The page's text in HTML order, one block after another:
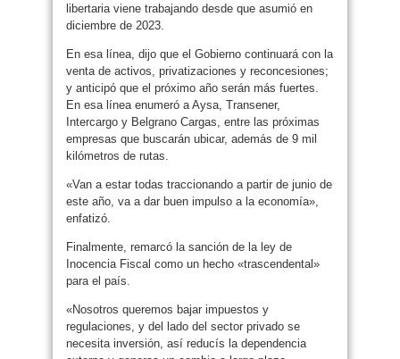
libertaria viene trabajando desde que asumió en
diciembre de 2023.
En esa línea, dijo que el Gobierno continuará con la
venta de activos, privatizaciones y reconcesiones;
y anticipó que el próximo año serán más fuertes.
En esa línea enumeró a Aysa, Transener,
Intercargo y Belgrano Cargas, entre las próximas
empresas que buscarán ubicar, además de 9 mil
kilómetros de rutas.
«Van a estar todas traccionando a partir de junio de
este año, va a dar buen impulso a la economía»,
enfatizó.
Finalmente, remarcó la sanción de la ley de
Inocencia Fiscal como un hecho «trascendental»
para el país.
«Nosotros queremos bajar impuestos y
regulaciones, y del lado del sector privado se
necesita inversión, así reducís la dependencia